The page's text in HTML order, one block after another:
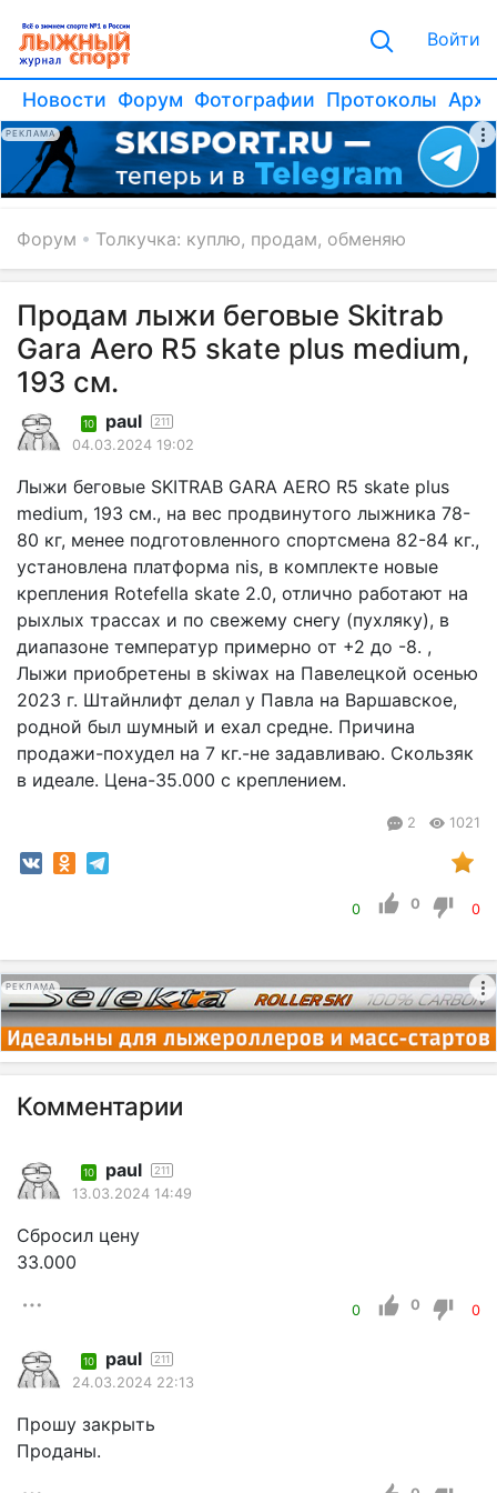
Войти
Новости Форум Фотографии Протоколы
РЕКЛАМА
Форум Толкучка: куплю, продам, обменяю
Продам лыжи беговые Skitrab
Gara Aero R5 skate plus medium,
193 см.
10 paul 211
04.03.2024 19:02
Лыжи беговые SKITRAB GARA AERO R5 skate plus
medium, 193 см., на вес продвинутого лыжника 78-
80 кг, менее подготовленного спортсмена 82-84 кг.,
установлена платформа nis, в комплекте новые
крепления Rotefella skate 2.0, отлично работают на
рыхлых трассах и по свежему снегу (пухляку), в
диапазоне температур примерно от +2 до -8. ,
Лыжи приобретены в skiwax на Павелецкой осенью
2023 г. Штайнлифт делал у Павла на Варшавское,
родной был шумный и ехал средне. Причина
продажи-похудел на 7 кг.-не задавливаю. Скользяк
в идеале. Цена-35.000 с креплением.
2 1021
0 0 0
РЕКЛАМА
Комментарии
10 paul 211
13.03.2024 14:49
Сбросил цену
33.000
0 0 0
10 paul 211
24.03.2024 22:13
Прошу закрыть
Проданы.